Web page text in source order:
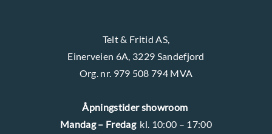
Telt & Fritid AS,
Einerveien 6A, 3229 Sandefjord
Org. nr. 979 508 794 MVA
Åpningstider showroom
Mandag – Fredagkl. 10:00 – 17:00